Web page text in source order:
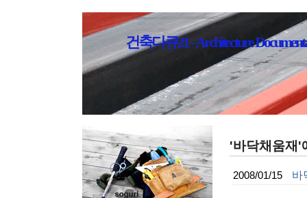
건축다큐21 - Architecture
'바닥채움재'
2008/01/15 바